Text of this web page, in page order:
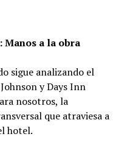
Manos a la obra
sigue analizando el
y Days Inn
nosotros, la
que atraviesa a
hotel.